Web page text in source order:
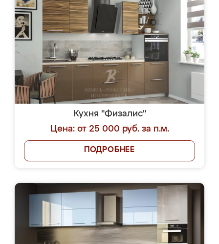
Кухня "Физалис"
Цена: от 25 000 руб. за п.м.
ПОДРОБНЕЕ